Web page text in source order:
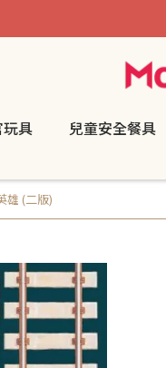
具 兒童安全餐具
雄 (二版)